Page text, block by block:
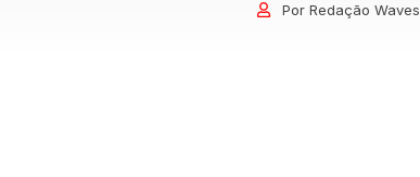
Por Redação Waves